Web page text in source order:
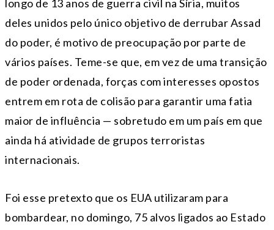
longo de 13 anos de guerra civil na Síria, muitos
deles unidos pelo único objetivo de derrubar Assad
do poder, é motivo de preocupação por parte de
vários países. Teme-se que, em vez de uma transição
de poder ordenada, forças com interesses opostos
entrem em rota de colisão para garantir uma fatia
maior de influência — sobretudo em um país em que
ainda há atividade de grupos terroristas
internacionais.
Foi esse pretexto que os EUA utilizaram para
bombardear, no domingo, 75 alvos ligados ao Estado